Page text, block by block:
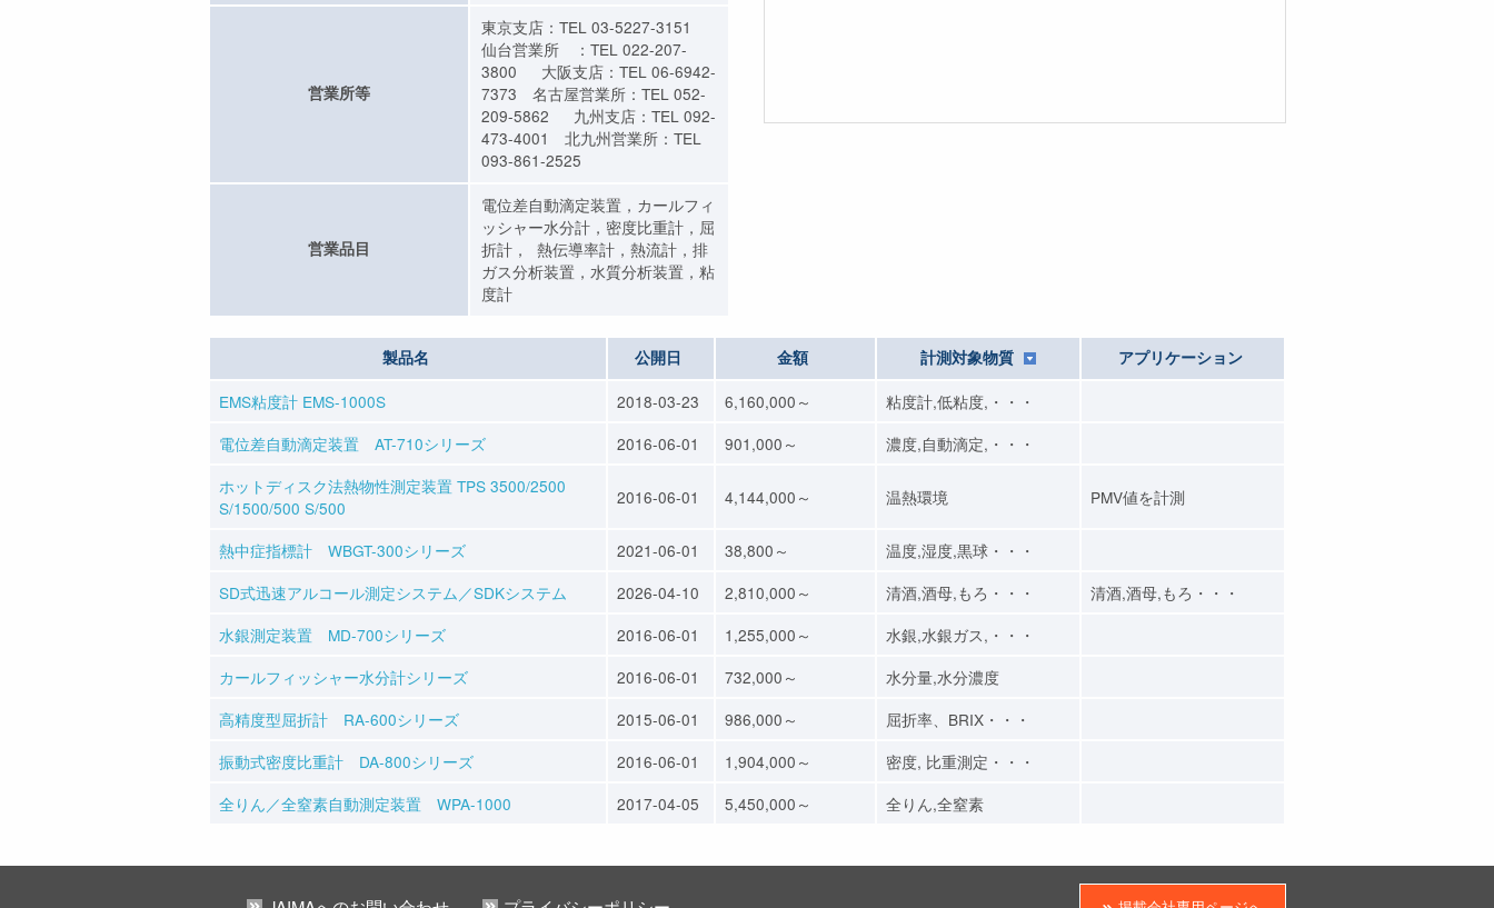
営業所等
東京支店：TEL 03-5227-3151
仙台営業所 ：TEL 022-207-
3800 大阪支店：TEL 06-6942-
7373 名古屋営業所：TEL 052-
209-5862 九州支店：TEL 092-
473-4001 北九州営業所：TEL
093-861-2525
営業品目
電位差自動滴定装置，カールフィ
ッシャー水分計，密度比重計，屈
折計， 熱伝導率計，熱流計，排
ガス分析装置，水質分析装置，粘
度計
製品名 公開日 金額 計測対象物質 アプリケーション
EMS粘度計 EMS-1000S 2018-03-23 6,160,000～
粘度計,低粘度,・・・
電位差自動滴定装置 AT-710シリーズ
2016-06-01 901,000～
濃度,自動滴定,・・・
ホットディスク法熱物性測定装置 TPS 3500/2500
S/1500/500 S/500
2016-06-01 4,144,000～ 温熱環境 PMV値を計測
熱中症指標計 WBGT-300シリーズ 2021-06-01 38,800～
温度,湿度,黒球・・・
SD式迅速アルコール測定システム／SDKシステム
2026-04-10 2,810,000～ 清酒,酒母,もろ・・・
清酒,酒母,もろ・・・
水銀測定装置 MD-700シリーズ
2016-06-01 1,255,000～
水銀,水銀ガス,・・・
カールフィッシャー水分計シリーズ
2016-06-01 732,000～
水分量,水分濃度
高精度型屈折計 RA-600シリーズ
2015-06-01 986,000～
屈折率、BRIX・・・
振動式密度比重計 DA-800シリーズ
2016-06-01 1,904,000～
密度, 比重測定・・・
全りん／全窒素自動測定装置 WPA-1000
2017-04-05 5,450,000～ 全りん,全窒素